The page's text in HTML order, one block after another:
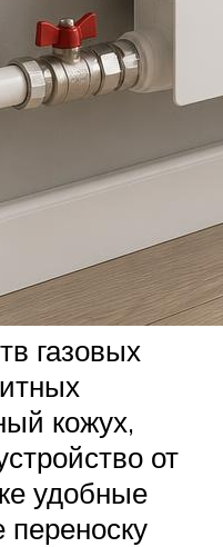
газовых
кожух,
от
удобные